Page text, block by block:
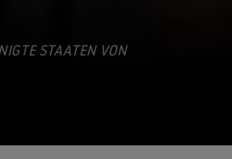
STAATEN VON